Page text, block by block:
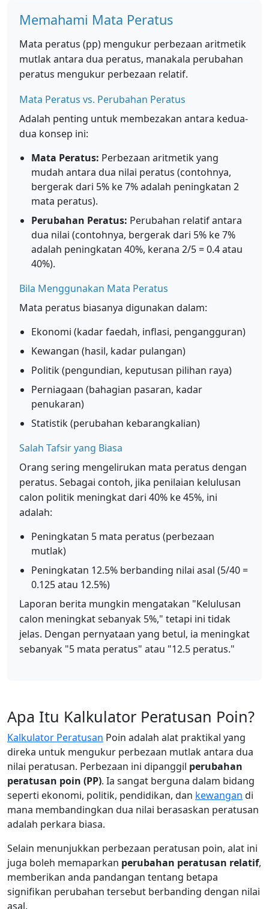
Memahami Mata Peratus
Mata peratus (pp) mengukur perbezaan aritmetik
mutlak antara dua peratus, manakala perubahan
peratus mengukur perbezaan relatif.
Mata Peratus vs. Perubahan Peratus
Adalah penting untuk membezakan antara kedua-
dua konsep ini:
Mata Peratus: Perbezaan aritmetik yang
mudah antara dua nilai peratus (contohnya,
bergerak dari 5% ke 7% adalah peningkatan 2
mata peratus).
Perubahan Peratus: Perubahan relatif antara
dua nilai (contohnya, bergerak dari 5% ke 7%
adalah peningkatan 40%, kerana 2/5 = 0.4 atau
40%).
Bila Menggunakan Mata Peratus
Mata peratus biasanya digunakan dalam:
Ekonomi (kadar faedah, inflasi, pengangguran)
Kewangan (hasil, kadar pulangan)
Politik (pengundian, keputusan pilihan raya)
Perniagaan (bahagian pasaran, kadar
penukaran)
Statistik (perubahan kebarangkalian)
Salah Tafsir yang Biasa
Orang sering mengelirukan mata peratus dengan
peratus. Sebagai contoh, jika penilaian kelulusan
calon politik meningkat dari 40% ke 45%, ini
adalah:
Peningkatan 5 mata peratus (perbezaan
mutlak)
Peningkatan 12.5% berbanding nilai asal (5/40 =
0.125 atau 12.5%)
Laporan berita mungkin mengatakan "Kelulusan
calon meningkat sebanyak 5%," tetapi ini tidak
jelas. Dengan pernyataan yang betul, ia meningkat
sebanyak "5 mata peratus" atau "12.5 peratus."
Apa Itu Kalkulator Peratusan Poin?
Kalkulator Peratusan Poin adalah alat praktikal yang
direka untuk mengukur perbezaan mutlak antara dua
nilai peratusan. Perbezaan ini dipanggil perubahan
peratusan poin (PP). Ia sangat berguna dalam bidang
seperti ekonomi, politik, pendidikan, dan kewangan di
mana membandingkan dua nilai berasaskan peratusan
adalah perkara biasa.
Selain menunjukkan perbezaan peratusan poin, alat ini
juga boleh memaparkan perubahan peratusan relatif,
memberikan anda pandangan tentang betapa
signifikan perubahan tersebut berbanding dengan nilai
asal.